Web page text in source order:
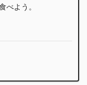
べよう。